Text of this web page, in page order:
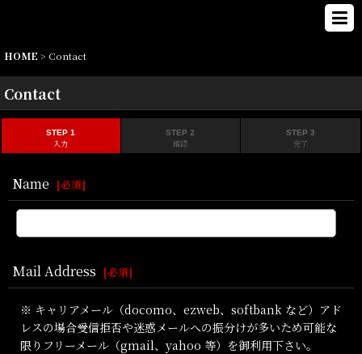
HOME > Contact
Contact
STEP 1
入力
STEP 2
確認
STEP 3
完了
Name [必須]
Mail Address [必須]
※ キャリアメール（docomo、ezweb、softbank など）アド
レスの場合受信拒否や迷惑メールへの振分けが多いため可能な
限りフリーメール（gmail、yahoo 等）を御利用下さい。